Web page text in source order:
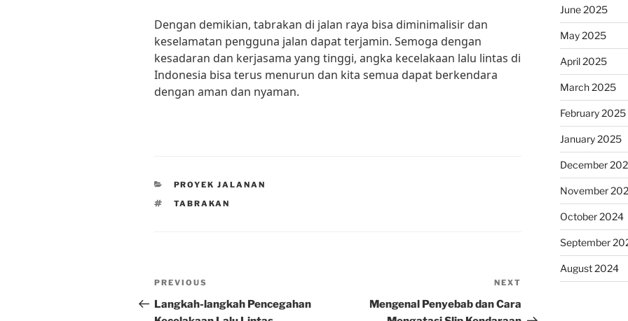
Dengan demikian, tabrakan di jalan raya bisa diminimalisir dan
keselamatan pengguna jalan dapat terjamin. Semoga dengan
kesadaran dan kerjasama yang tinggi, angka kecelakaan lalu lintas di
Indonesia bisa terus menurun dan kita semua dapat berkendara
dengan aman dan nyaman.
CATEGORIES
PROYEK JALANAN
TAGS
TABRAKAN
Post
navigation
Previous
Post
PREVIOUS
Langkah-langkah Pencegahan
NEXT
Mengenal Penyebab dan Cara
June 2025
May 2025
April 2025
March 2025
February 2025
January 2025
December
November
October 2024
September
August 2024